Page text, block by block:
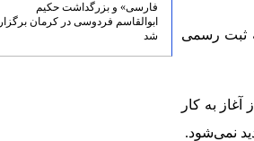
ثبت رسمی
به کار
نمی‌شود.
فارسی» و بزرگداشت حکیم
ابوالقاسم فردوسی در کرمان برگزار
شد